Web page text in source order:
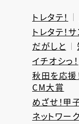
トレタテ！
トレタテ！
だがしと
イチオシっ！
秋田を応援
CM大賞
めざせ！甲
ネットワー